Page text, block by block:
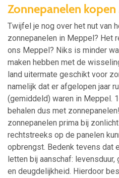
Zonnepanelen
Twijfel je nog over het nut van
zonnepanelen in Meppel? Het
ons Meppel? Niks is minder
maken hebben met de
land uitermate geschikt voor
namelijk dat er afgelopen jaar
(gemiddeld) waren in Meppel.
behalen dus met
zonnepanelen prima bij
rechtstreeks op de panelen
opbrengst. Bedenk tevens dat
letten bij aanschaf:
en deugdelijkheid. Hierdoor